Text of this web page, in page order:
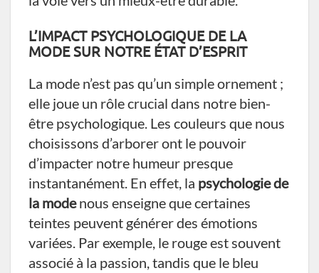
L’IMPACT PSYCHOLOGIQUE DE LA
MODE SUR NOTRE ÉTAT D’ESPRIT
La mode n’est pas qu’un simple ornement ;
elle joue un rôle crucial dans notre bien-
être psychologique. Les couleurs que nous
choisissons d’arborer ont le pouvoir
d’impacter notre humeur presque
instantanément. En effet, la psychologie de
la modenous enseigne que certaines
teintes peuvent générer des émotions
variées. Par exemple, le rouge est souvent
associé à la passion, tandis que le bleu